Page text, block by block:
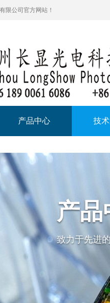
限公司官方网站！
产品中心 技
产品
致力于先进